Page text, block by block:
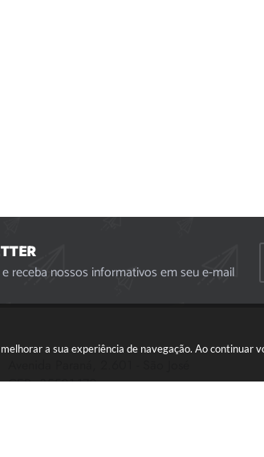
a sua experiência de navegação. Ao continuar
receba nossos informativos em seu e-mail
CEP: 35501-170